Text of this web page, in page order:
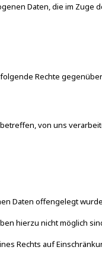
Daten, die im Zuge
Rechte
von uns
Daten offengelegt
hierzu nicht möglich
Rechts auf